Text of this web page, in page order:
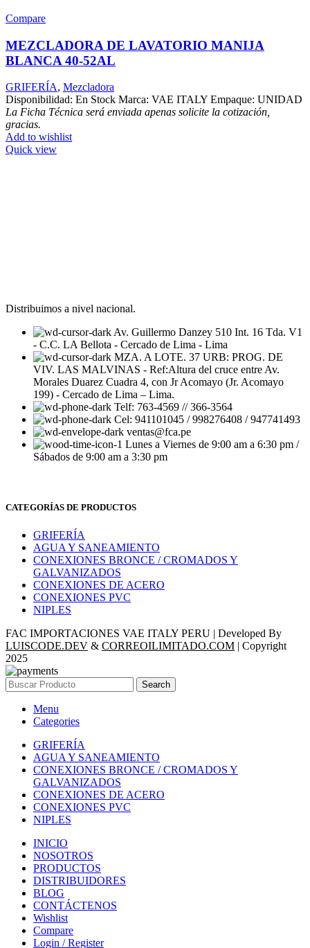
Compare
MEZCLADORA DE LAVATORIO MANIJA
BLANCA 40-52AL
GRIFERÍA, Mezcladora
Disponibilidad: En Stock Marca: VAE ITALY Empaque: UNIDAD
La Ficha Técnica será enviada apenas solicite la cotización,
gracias.
Add to wishlist
Quick view
Distribuimos a nivel nacional.
Av. Guillermo Danzey 510 Int. 16 Tda. V1
- C.C. LA Bellota - Cercado de Lima - Lima
MZA. A LOTE. 37 URB: PROG. DE
VIV. LAS MALVINAS - Ref:Altura del cruce entre Av.
Morales Duarez Cuadra 4, con Jr Acomayo (Jr. Acomayo
199) - Cercado de Lima – Lima.
Telf: 763-4569 // 366-3564
Cel: 941101045 / 998276408 / 947741493
ventas@fca.pe
Lunes a Viernes de 9:00 am a 6:30 pm /
Sábados de 9:00 am a 3:30 pm
CATEGORÍAS DE PRODUCTOS
GRIFERÍA
AGUA Y SANEAMIENTO
CONEXIONES BRONCE / CROMADOS Y
GALVANIZADOS
CONEXIONES DE ACERO
CONEXIONES PVC
NIPLES
FAC IMPORTACIONES VAE ITALY PERU | Developed By
LUISCODE.DEV & CORREOILIMITADO.COM | Copyright
2025
Search
Menu
Categories
GRIFERÍA
AGUA Y SANEAMIENTO
CONEXIONES BRONCE / CROMADOS Y
GALVANIZADOS
CONEXIONES DE ACERO
CONEXIONES PVC
NIPLES
INICIO
NOSOTROS
PRODUCTOS
DISTRIBUIDORES
BLOG
CONTÁCTENOS
Wishlist
Compare
Login / Register